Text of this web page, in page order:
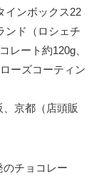
インボックス22
ンド（ロシェチ
レート約120g、
ーズコーティン
京都（店頭販
のチョコレー